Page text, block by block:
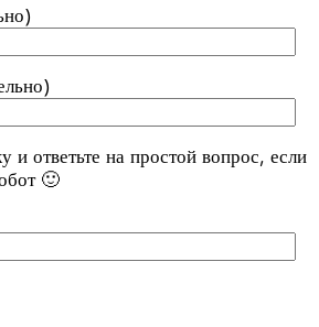
и ответьте на простой вопрос, если
🙂